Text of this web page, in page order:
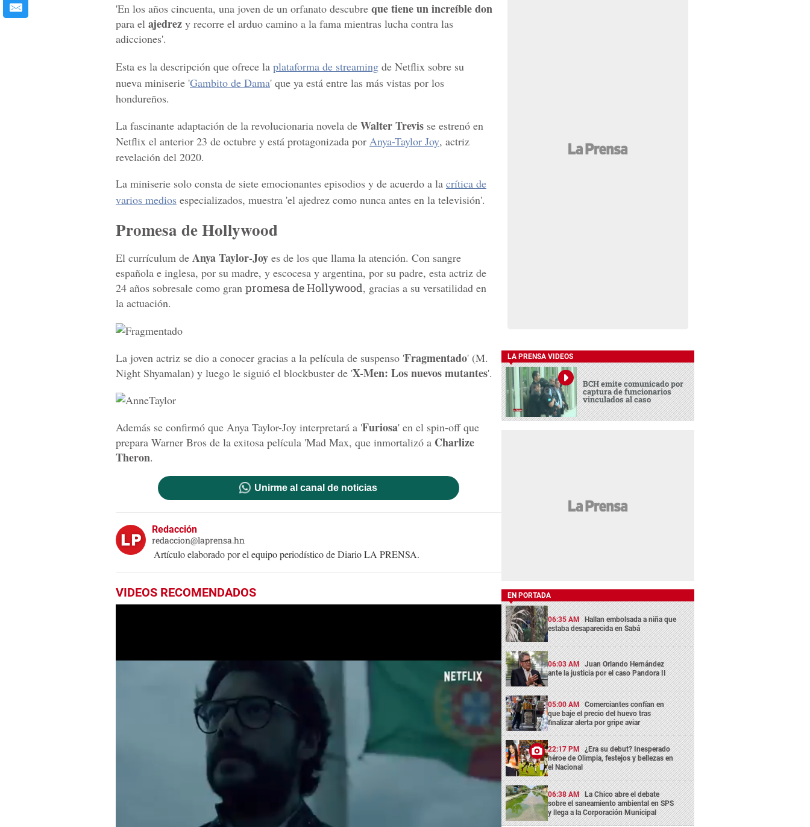
'En los años cincuenta, una joven de un orfanato descubre que tiene un increíble don
para el ajedrez y recorre el arduo camino a la fama mientras lucha contra las
adicciones'.
Esta es la descripción que ofrece la plataforma de streaming de Netflix sobre su
nueva miniserie 'Gambito de Dama' que ya está entre las más vistas por los
hondureños.
La fascinante adaptación de la revolucionaria novela de Walter Trevis se estrenó en
Netflix el anterior 23 de octubre y está protagonizada por Anya-Taylor Joy, actriz
revelación del 2020.
La miniserie solo consta de siete emocionantes episodios y de acuerdo a la crítica de
varios medios especializados, muestra 'el ajedrez como nunca antes en la televisión'.
Promesa de Hollywood
El currículum de Anya Taylor-Joy es de los que llama la atención. Con sangre
española e inglesa, por su madre, y escocesa y argentina, por su padre, esta actriz de
24 años sobresale como gran promesa de Hollywood, gracias a su versatilidad en
la actuación.
La joven actriz se dio a conocer gracias a la película de suspenso 'Fragmentado' (M.
Night Shyamalan) y luego le siguió el blockbuster de 'X-Men: Los nuevos mutantes'.
Además se confirmó que Anya Taylor-Joy interpretará a 'Furiosa' en el spin-off que
prepara Warner Bros de la exitosa película 'Mad Max, que inmortalizó a Charlize
Theron.
Unirme al canal de noticias
Redacción
redaccion@laprensa.hn
Artículo elaborado por el equipo periodístico de Diario LA PRENSA.
VIDEOS RECOMENDADOS
LA PRENSA VIDEOS
BCH emite comunicado por
captura de funcionarios
vinculados al caso
EN PORTADA
06:35 AM Hallan embolsada a niña que
estaba desaparecida en Sabá
06:03 AM Juan Orlando Hernández
ante la justicia por el caso Pandora II
05:00 AM Comerciantes confían en
que baje el precio del huevo tras
finalizar alerta por gripe aviar
22:17 PM ¿Era su debut? Inesperado
héroe de Olimpia, festejos y bellezas en
el Nacional
06:38 AM La Chico abre el debate
sobre el saneamiento ambiental en SPS
y llega a la Corporación Municipal